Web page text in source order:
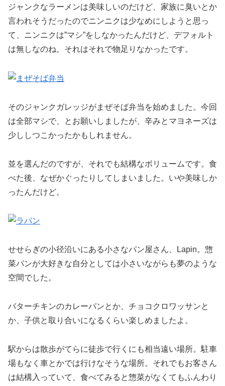
ジャンクなラーメンは美味しいのだけど、家族に臭いとか
言われそうだったのでニンニクは少なめにしようと思っ
て、ニンニクは”マシ”をしなかったんだけど、デフォルト
は無しなのね。それはそれで物足りなかったです。
そのジャンクガレッジがまぜそば弁当を始めました。今回
は全部マシで、とお願いしましたが、辛みとマヨネーズは
少ししつこかったかもしれません。
並を選んだのですが、それでも結構なボリュームです。食
べた後、なぜかぐったりしてしまいました。いや美味しか
ったんだけど。
せせらぎの小径沿いにある小さなパン屋さん、Lapin。惣
菜パンが大好きな自分としては小さいながらも夢のような
空間でした。
バターチキンのカレーパンとか、チョコクロワッサンと
か、子供と取り合いになるくらい楽しめましたよ。
駅からは散歩がてらに徒歩で行くにも相当遠い場所。駐車
場もなく車とかでは行けなそうな場所。それでもお客さん
は結構入っていて、食べてみると惣菜がなくてもふんわり